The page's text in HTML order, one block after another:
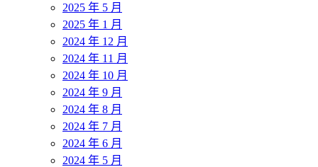
2025 年 5 月
2025 年 1 月
2024 年 12 月
2024 年 11 月
2024 年 10 月
2024 年 9 月
2024 年 8 月
2024 年 7 月
2024 年 6 月
2024 年 5 月